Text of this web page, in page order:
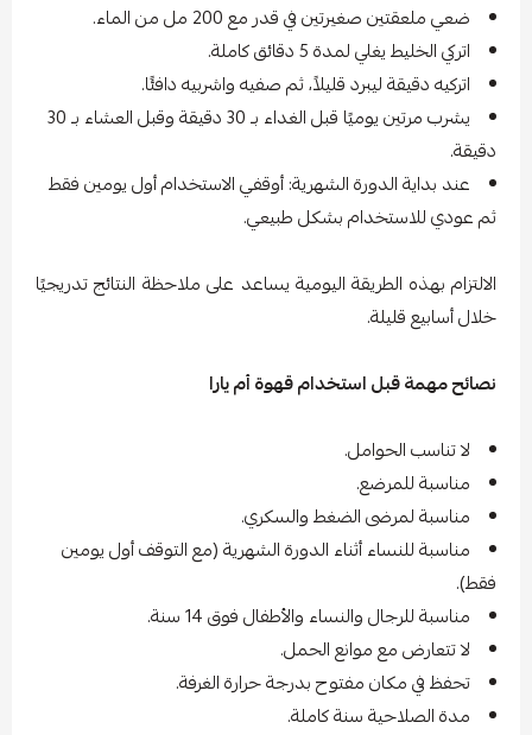
ضعي ملعقتين صغيرتين في قدر مع 200 مل من الماء.
اتركي الخليط يغلي لمدة 5 دقائق كاملة.
اتركيه دقيقة ليبرد قليلاً، ثم صفيه واشربيه دافئًا.
يشرب مرتين يوميًا قبل الغداء بـ 30 دقيقة وقبل العشاء بـ 30
دقيقة.
عند بداية الدورة الشهرية: أوقفي الاستخدام أول يومين فقط
ثم عودي للاستخدام بشكل طبيعي.
الالتزام بهذه الطريقة اليومية يساعد على ملاحظة النتائج تدريجيًا
خلال أسابيع قليلة.
نصائح مهمة قبل استخدام قهوة أم يارا
لا تناسب الحوامل.
مناسبة للمرضع.
مناسبة لمرضى الضغط والسكري.
مناسبة للنساء أثناء الدورة الشهرية (مع التوقف أول يومين
فقط).
مناسبة للرجال والنساء والأطفال فوق 14 سنة.
لا تتعارض مع موانع الحمل.
تحفظ في مكان مفتوح بدرجة حرارة الغرفة.
مدة الصلاحية سنة كاملة.